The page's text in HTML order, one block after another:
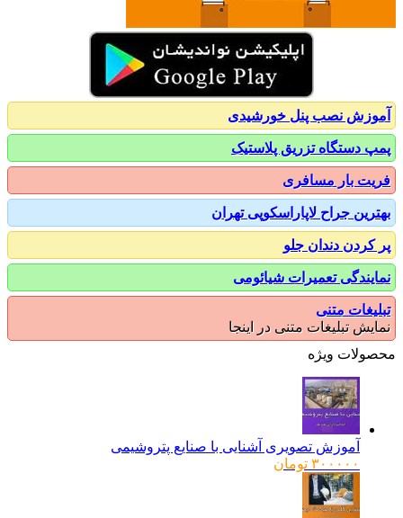
نصب پنل خورشیدی
دستگاه تزریق پلاستیک
بار مسافری
جراح لاپاراسکوپی تهران
دندان جلو
تعمیرات شیائومی
متنی
تبلیغات متنی در اینجا
ویژه
آموزش تصویری آشنایی با صنایع پتروشیمی
۳۰۰۰۰۰ تومان